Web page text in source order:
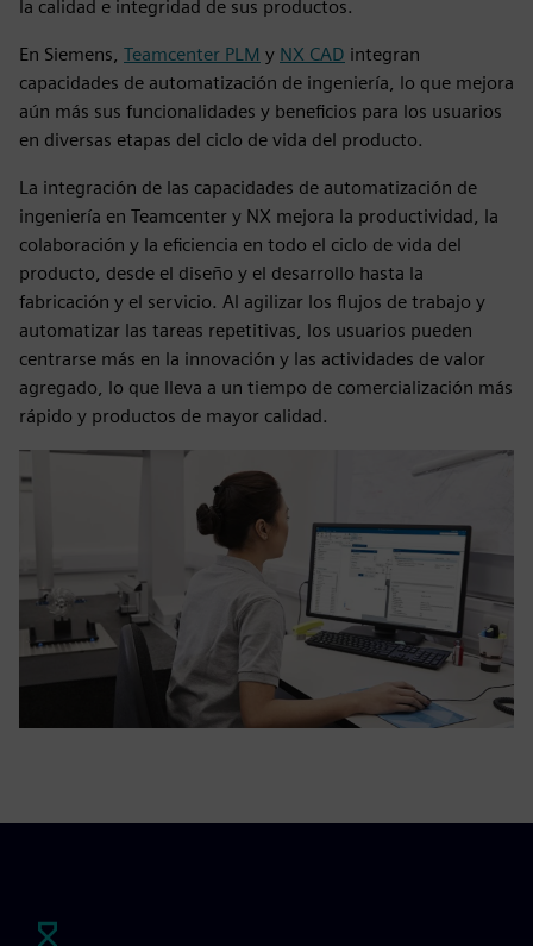
la calidad e integridad de sus productos.
En Siemens, Teamcenter PLM y NX CAD integran
capacidades de automatización de ingeniería, lo que mejora
aún más sus funcionalidades y beneficios para los usuarios
en diversas etapas del ciclo de vida del producto.
La integración de las capacidades de automatización de
ingeniería en Teamcenter y NX mejora la productividad, la
colaboración y la eficiencia en todo el ciclo de vida del
producto, desde el diseño y el desarrollo hasta la
fabricación y el servicio. Al agilizar los flujos de trabajo y
automatizar las tareas repetitivas, los usuarios pueden
centrarse más en la innovación y las actividades de valor
agregado, lo que lleva a un tiempo de comercialización más
rápido y productos de mayor calidad.